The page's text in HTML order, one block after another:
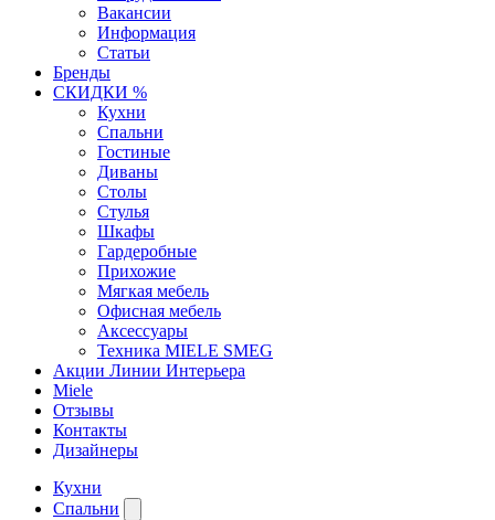
Вакансии
Информация
Статьи
Бренды
СКИДКИ %
Кухни
Спальни
Гостиные
Диваны
Столы
Стулья
Шкафы
Гардеробные
Прихожие
Мягкая мебель
Офисная мебель
Аксессуары
Техника MIELE SMEG
Акции Линии Интерьера
Miele
Отзывы
Контакты
Дизайнеры
Кухни
Спальни